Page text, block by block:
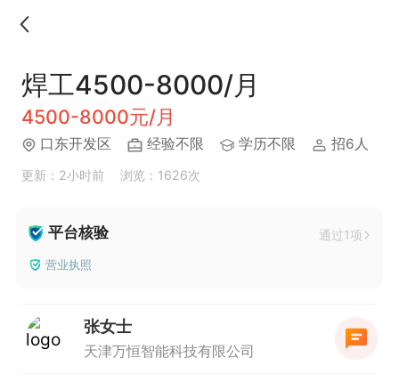
焊工4500-8000/月
4500-8000元/月
口东开发区 经验不限 学历不限 招6人
更新：2小时前 浏览：1626次
平台核验 通过1项
营业执照
张女士
天津万恒智能科技有限公司